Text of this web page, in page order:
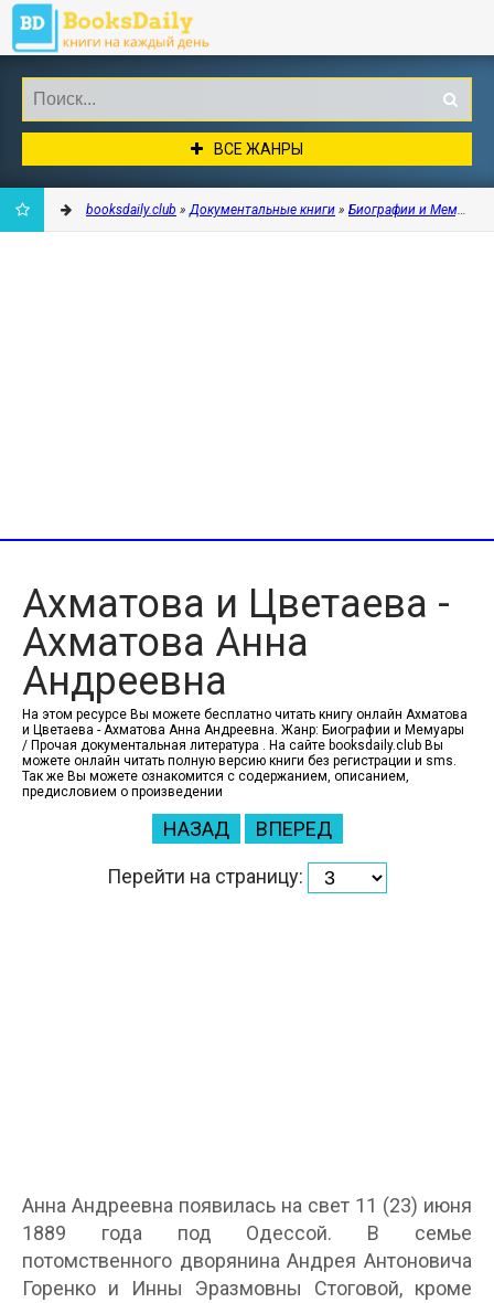
ВСЕ ЖАНРЫ
booksdaily.club »Документальные книги » Биографии и Мемуары
Ахматова и Цветаева -
Ахматова Анна
Андреевна
На этом ресурсе Вы можете бесплатно читать книгу онлайн Ахматова
и Цветаева - Ахматова Анна Андреевна. Жанр: Биографии и Мемуары
/ Прочая документальная литература . На сайте booksdaily.club Вы
можете онлайн читать полную версию книги без регистрации и sms.
Так же Вы можете ознакомится с содержанием, описанием,
предисловием о произведении
НАЗАД ВПЕРЕД
Перейти на страницу:
Анна Андреевна появилась на свет 11 (23) июня
1889 года под Одессой. В семье
потомственного дворянина Андрея Антоновича
Горенко и Инны Эразмовны Стоговой, кроме